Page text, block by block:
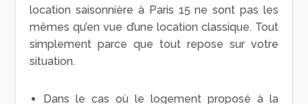
location saisonnière à Paris 15 ne sont pas les
mêmes qu’en vue d’une location classique. Tout
simplement parce que tout repose sur votre
situation.
Dans le cas où le logement proposé à la